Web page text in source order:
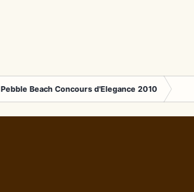
Pebble Beach Concours d'Elegance 2010